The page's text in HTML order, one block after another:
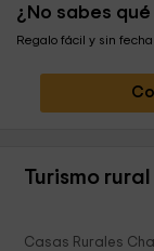
¿No sabes
Regalo fácil y sin
Turismo
Casas Rurales